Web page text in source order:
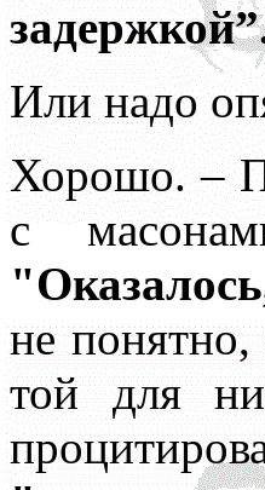
Или надо
Хорошо. –
с
не понятно,
той для